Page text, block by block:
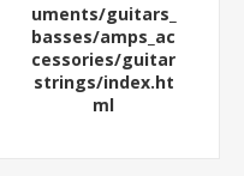
uments/guitars_
basses/amps_ac
cessories/guitar
strings/index.ht
ml